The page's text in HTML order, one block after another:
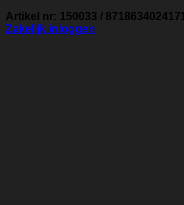
Artikel nr: 150033 / 8718634024171
Zakelijk inloggen